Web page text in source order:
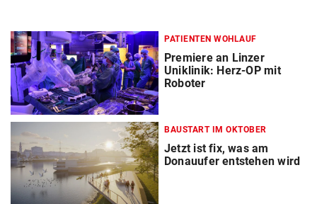
PATIENTEN WOHLAUF
Premiere an Linzer
Uniklinik: Herz-OP mit
Roboter
BAUSTART IM OKTOBER
Jetzt ist fix, was am
Donauufer entstehen wird